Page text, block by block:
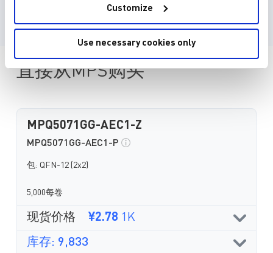
Customize
Use necessary cookies only
直接从MPS购买
MPQ5071GG-AEC1-Z
MPQ5071GG-AEC1-P
包: QFN-12 (2x2)
5,000每卷
现货价格 ¥2.78 1K
库存: 9,833